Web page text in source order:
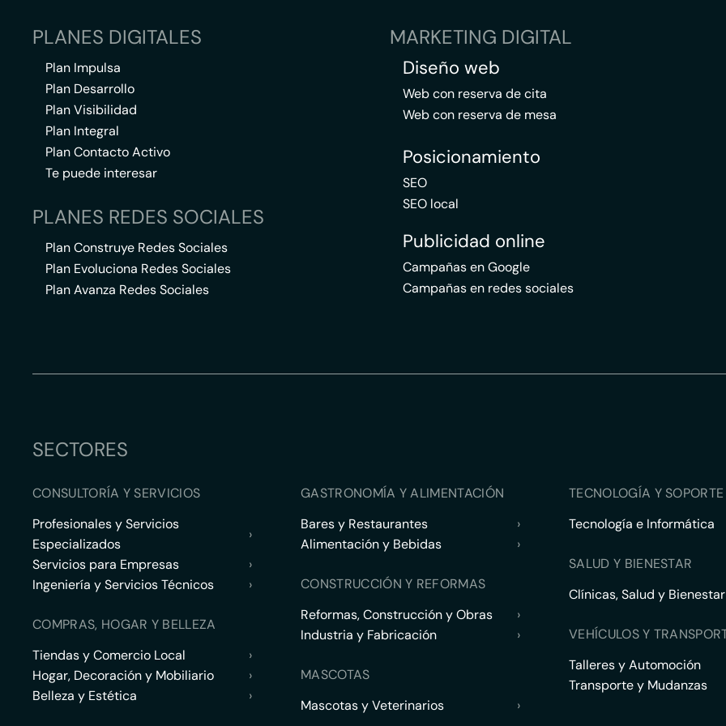
PLANES DIGITALES
Plan Impulsa
Plan Desarrollo
Plan Visibilidad
Plan Integral
Plan Contacto Activo
Te puede interesar
PLANES REDES SOCIALES
Plan Construye Redes Sociales
Plan Evoluciona Redes Sociales
Plan Avanza Redes Sociales
MARKETING DIGITAL
Diseño web
Web con reserva de cita
Web con reserva de mesa
Posicionamiento
SEO
SEO local
Publicidad online
Campañas en Google
Campañas en redes sociales
SECTORES
CONSULTORÍA Y SERVICIOS
Profesionales y Servicios
Especializados
›
Servicios para Empresas
›
Ingeniería y Servicios Técnicos
›
COMPRAS, HOGAR Y BELLEZA
Tiendas y Comercio Local
›
Hogar, Decoración y Mobiliario
›
Belleza y Estética
›
GASTRONOMÍA Y ALIMENTACIÓN
Bares y Restaurantes
›
Alimentación y Bebidas
›
CONSTRUCCIÓN Y REFORMAS
Reformas, Construcción y Obras
›
Industria y Fabricación
›
MASCOTAS
Mascotas y Veterinarios
›
TECNOLOGÍA Y
Tecnología e Informática
SALUD Y BIENESTAR
Clínicas, Salud y Bienestar
VEHÍCULOS Y
Talleres y Automoción
Transporte y Mudanzas